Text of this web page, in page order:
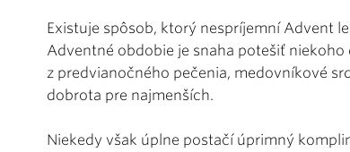
Existuje spôsob, ktorý nespríjemní Advent
Adventné obdobie je snaha potešiť
z predvianočného pečenia, medovníkové
dobrota pre najmenších.
Niekedy však úplne postačí úprimný